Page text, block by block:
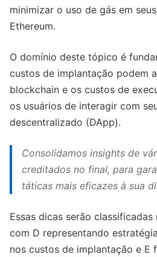
minimizar o uso de gás em
Ethereum.
O domínio deste tópico é
custos de implantação podem
blockchain e os custos de
os usuários de interagir com
descentralizado (DApp).
Consolidamos insights de
creditados no final, para
táticas mais eficazes à sua
Essas dicas serão
com D representando
nos custos de implantação e E